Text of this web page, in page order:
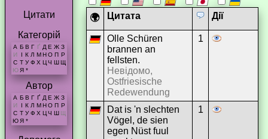
Цитати
Категорій
А Б В Г Ґ Д Е Ж З
И
І К Л М Н О П Р
С Т У Ф Х Ц Ч Ш Щ
Ю Я *
Автор
А Б В Г Ґ Д Е Ж З
И
К Л М Н О П Р
С Т У Ф Х Ц Ч Ш Щ
Ю Я *
🌍 Цитата Дії
Olle Schüren
brannen an
fellsten.
Невідомо,
Ostfriesische
Redewendung
1
Dat is 'n slechten
Vögel, de sien
egen Nüst fuul
1